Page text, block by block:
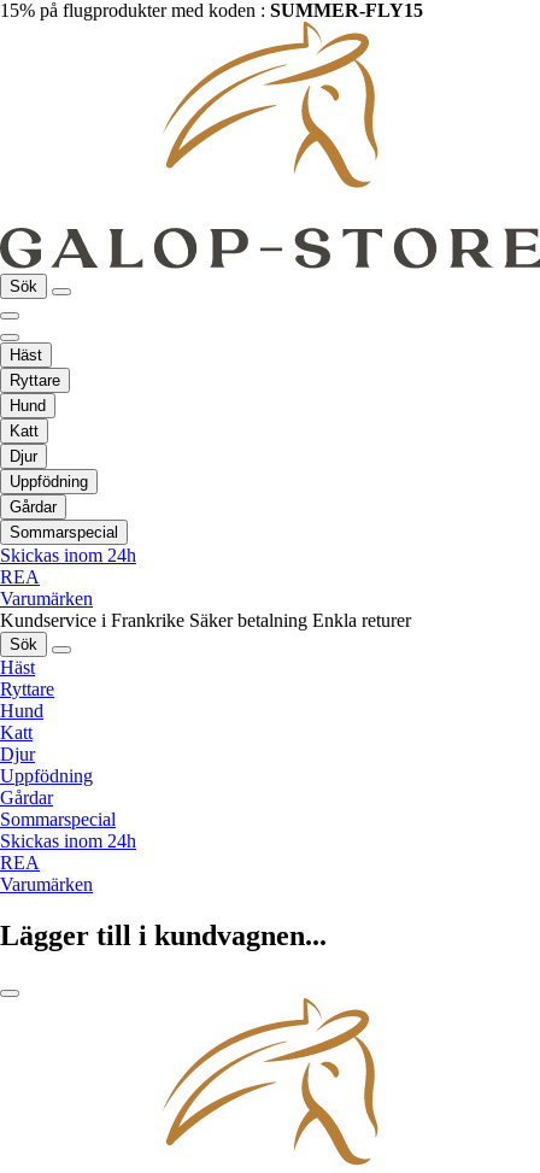
15% på flugprodukter med koden : SUMMER-FLY15
Sök
Häst
Ryttare
Hund
Katt
Djur
Uppfödning
Gårdar
Sommarspecial
Skickas inom 24h
REA
Varumärken
Kundservice i Frankrike Säker betalning Enkla returer
Sök
Häst
Ryttare
Hund
Katt
Djur
Uppfödning
Gårdar
Sommarspecial
Skickas inom 24h
REA
Varumärken
Lägger till i kundvagnen...